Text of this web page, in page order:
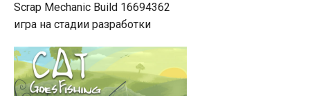
Scrap Mechanic Build 16694362
игра на стадии разработки